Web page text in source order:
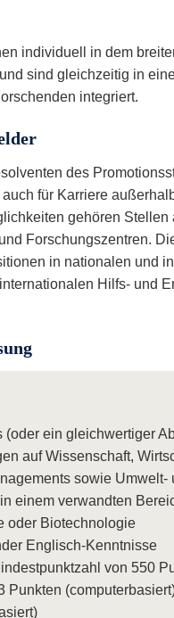
individuell in dem
sind gleichzeitig in
integriert.
des
für Karriere
gehören
Forschungszentren.
in nationalen und
Hilfs- und
(oder ein gleichwertiger
auf Wissenschaft,
sowie Umwelt-
einem verwandten
oder Biotechnologie
Englisch-Kenntnisse
von 550
Punkten